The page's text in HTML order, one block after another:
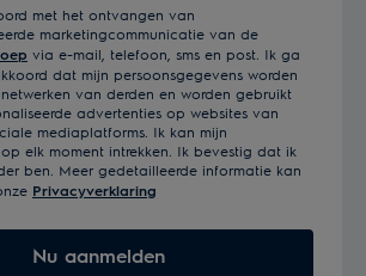
met het ontvangen van
marketingcommunicatie van de
via e-mail, telefoon, sms en post. Ik ga
dat mijn persoonsgegevens worden
van derden en worden gebruikt
advertenties op websites van
mediaplatforms. Ik kan mijn
elk moment intrekken. Ik bevestig dat ik
ben. Meer gedetailleerde informatie kan
Privacyverklaring
Nu aanmelden